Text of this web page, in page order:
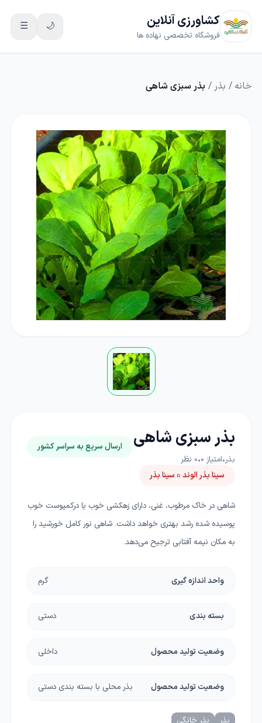
کشاورزی آنلاین
فروشگاه تخصصی نهاده ها
🌙
☰
خانه / بذر / بذر سبزی شاهی
بذر سبزی شاهی
بذر•امتیاز 0
•
0 نظر
ارسال سریع به سراسر کشور
سینا بذر الوند » سینا بذر
شاهی در خاک مرطوب، غنی، دارای زهکشی خوب یا درکمپوست خوب
پوسیده شده رشد بهتری خواهد داشت. شاهی نور کامل خورشید را
به مکان نیمه آفتابی ترجیح می‌دهد.
واحد اندازه گیری گرم
بسته بندی دستی
وضعیت تولید محصول داخلی
وضعیت تولید محصول بذر محلی با بسته بندی دستی
بذر بذر خانگی